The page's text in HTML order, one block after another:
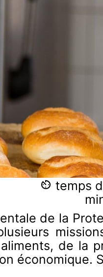
temps
de la
de la
économique.